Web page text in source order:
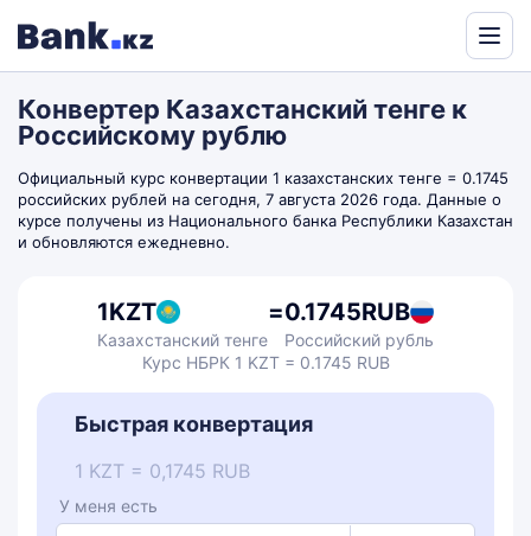
by
Translate
Конвертер Казахстанский тенге к
Российскому рублю
Официальный курс конвертации 1 казахстанских тенге = 0.1745
российских рублей на сегодня, 7 августа 2026 года. Данные о
курсе получены из Национального банка Республики Казахстан
и обновляются ежедневно.
1KZT
Казахстанский тенге
=0.1745RUB
Российский рубль
Курс НБРК 1 KZT = 0.1745 RUB
Быстрая конвертация
1 KZT = 0,1745 RUB
У меня есть